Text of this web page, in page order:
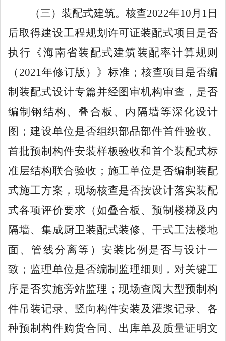
（三）装配式建筑。核查2022年10 月 1 日
后取得建设工程规划许可证装配式项目是否
执行《海南省装配式建筑装配率计算规则
（ 2021 年修订版 ） 》标准；核查项目是否编
制装配式设计专篇并经图审机构审查，是否
编制钢结构、叠合板、内隔墙等深化设计
图；建设单位是否组织部品部件首件验收、
首批预制构件安装样板验收和首个装配式标
准层结构联合验收；施工单位是否编制装配
式施工方案，现场核查是否按设计落实装配
式各项评价要求（如叠合板、预制楼梯及内
隔墙、集成厨卫装配式装修、干式工法楼地
面、管线分离等）安装比例是否与设计一
致；监理单位是否编制监理细则，对关键工
序是否实施旁站监理；现场查阅大型预制构
件吊装记录、竖向构件安装及灌浆记录、各
种预制构件购货合同、出库单及质量证明文